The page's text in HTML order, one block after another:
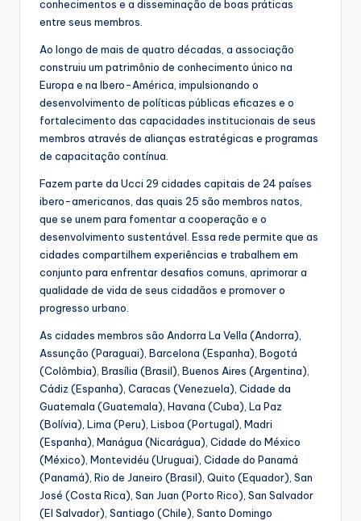
conhecimentos e a disseminação de boas práticas
entre seus membros.
Ao longo de mais de quatro décadas, a associação
construiu um patrimônio de conhecimento único na
Europa e na Ibero-América, impulsionando o
desenvolvimento de políticas públicas eficazes e o
fortalecimento das capacidades institucionais de seus
membros através de alianças estratégicas e programas
de capacitação contínua.
Fazem parte da Ucci 29 cidades capitais de 24 países
ibero-americanos, das quais 25 são membros natos,
que se unem para fomentar a cooperação e o
desenvolvimento sustentável. Essa rede permite que as
cidades compartilhem experiências e trabalhem em
conjunto para enfrentar desafios comuns, aprimorar a
qualidade de vida de seus cidadãos e promover o
progresso urbano.
As cidades membros são Andorra La Vella (Andorra),
Assunção (Paraguai), Barcelona (Espanha), Bogotá
(Colômbia), Brasília (Brasil), Buenos Aires (Argentina),
Cádiz (Espanha), Caracas (Venezuela), Cidade da
Guatemala (Guatemala), Havana (Cuba), La Paz
(Bolívia), Lima (Peru), Lisboa (Portugal), Madri
(Espanha), Manágua (Nicarágua), Cidade do México
(México), Montevidéu (Uruguai), Cidade do Panamá
(Panamá), Rio de Janeiro (Brasil), Quito (Equador), San
José (Costa Rica), San Juan (Porto Rico), San Salvador
(El Salvador), Santiago (Chile), Santo Domingo